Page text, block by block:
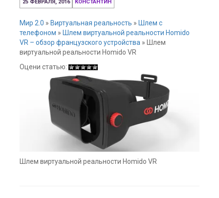
25 ФЕВРАЛЯ, 2016
декабря,
КОНСТАНТИН
Мир 2.0 » Виртуальная реальность » Шлем с
телефоном » Шлем виртуальной реальности Homido
VR – обзор французского устройства »
Шлем
виртуальной реальности Homido VR
Оцени статью:
Шлем виртуальной реальности Homido VR